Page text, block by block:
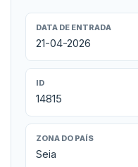
DATA DE ENTRADA
21-04-2026
ID
14815
ZONA DO PAÍS
Seia